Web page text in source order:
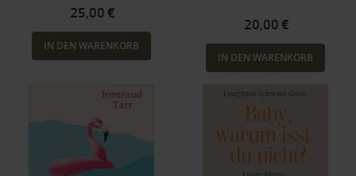
25,00 €
IN DEN WARENKORB
20,00 €
IN DEN WARENKORB